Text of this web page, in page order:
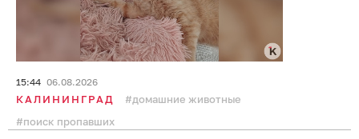
15:44 06.08.2026
КАЛИНИНГРАД
домашние животные
поиск пропавших